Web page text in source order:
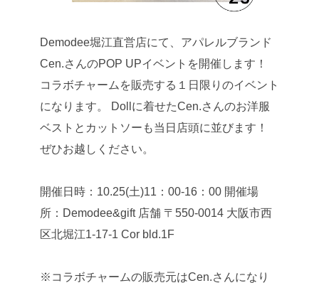
Demodee堀江直営店にて、アパレルブランド
Cen.さんのPOP UPイベントを開催します！
コラボチャームを販売する１日限りのイベント
になります。
Dollに着せたCen.さんのお洋服
ベストとカットソーも当日店頭に並びます！
ぜひお越しください。
開催日時：10.25(土)11：00-16：00 開催場
所：Demodee&gift 店舗 〒550-0014 大阪市西
区北堀江1-17-1 Cor bld.1F
※コラボチャームの販売元はCen.さんになり